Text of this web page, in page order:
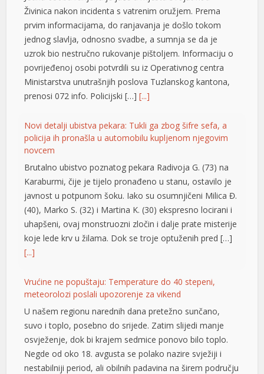
Živinica nakon incidenta s vatrenim oružjem. Prema
prvim informacijama, do ranjavanja je došlo tokom
jednog slavlja, odnosno svadbe, a sumnja se da je
uzrok bio nestručno rukovanje pištoljem. Informaciju o
povrijeđenoj osobi potvrdili su iz Operativnog centra
Ministarstva unutrašnjih poslova Tuzlanskog kantona,
prenosi 072 info. Policijski […][...]
Novi detalji ubistva pekara: Tukli ga zbog šifre sefa, a
policija ih pronašla u automobilu kupljenom njegovim
novcem
Brutalno ubistvo poznatog pekara Radivoja G. (73) na
Karaburmi, čije je tijelo pronađeno u stanu, ostavilo je
javnost u potpunom šoku. Iako su osumnjičeni Milica Đ.
(40), Marko S. (32) i Martina K. (30) ekspresno locirani i
uhapšeni, ovaj monstruozni zločin i dalje prate misterije
koje lede krv u žilama. Dok se troje optuženih pred […]
[...]
Vrućine ne popuštaju: Temperature do 40 stepeni,
meteorolozi poslali upozorenje za vikend
U našem regionu narednih dana pretežno sunčano,
suvo i toplo, posebno do srijede. Zatim slijedi manje
osvježenje, dok bi krajem sedmice ponovo bilo toplo.
Negde od oko 18. avgusta se polako nazire svježiji i
nestabilniji period, ali obilnih padavina na širem području